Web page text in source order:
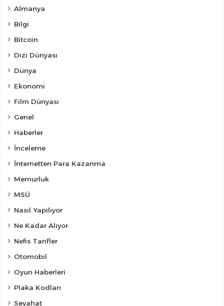
Almanya
Bilgi
Bitcoin
Dizi Dünyası
Dünya
Ekonomi
Film Dünyası
Genel
Haberler
İnceleme
İnternetten Para Kazanma
Memurluk
MSÜ
Nasıl Yapılıyor
Ne Kadar Alıyor
Nefis Tarifler
Otomobil
Oyun Haberleri
Plaka Kodları
Seyahat